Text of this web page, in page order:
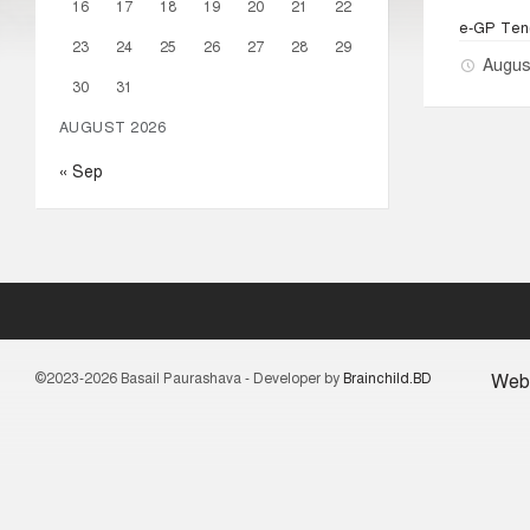
e-GP
AUGUST 2026
16 17 18 19 20 21 22
23 24 25 26 27 28 29
30 31
« Sep
©2023-2026 Basail Paurashava - Developer by Brainchild.BD